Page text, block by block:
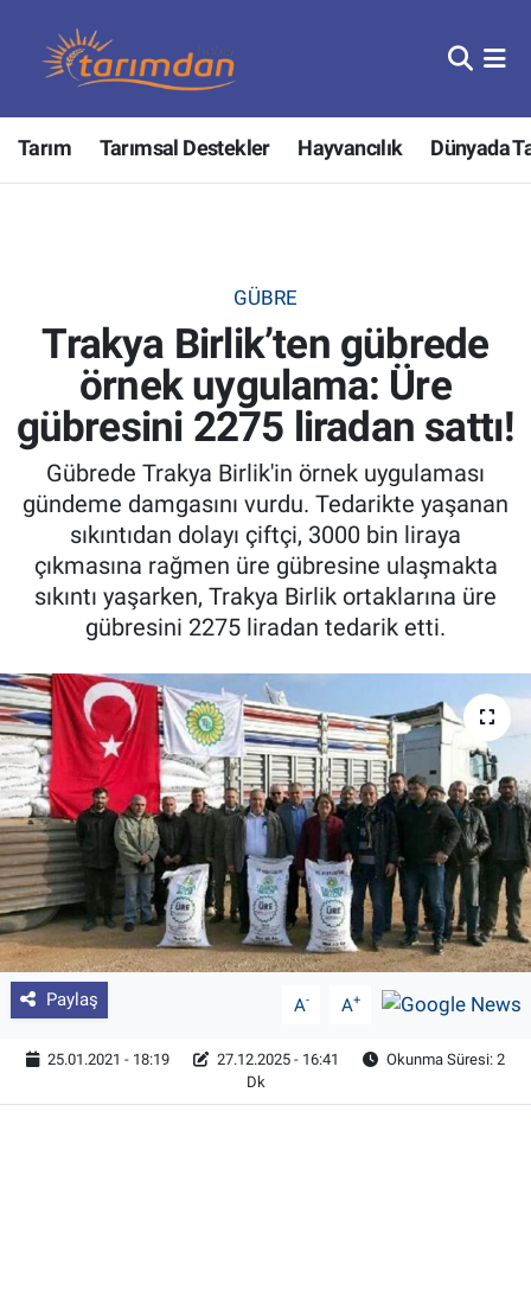
Tarım Tarımsal Destekler Hayvancılık Dünyada
GÜBRE
Trakya Birlik’ten gübrede
örnek uygulama: Üre
gübresini 2275 liradan sattı!
Gübrede Trakya Birlik'in örnek uygulaması
gündeme damgasını vurdu. Tedarikte yaşanan
sıkıntıdan dolayı çiftçi, 3000 bin liraya
çıkmasına rağmen üre gübresine ulaşmakta
sıkıntı yaşarken, Trakya Birlik ortaklarına üre
gübresini 2275 liradan tedarik etti.
Paylaş A- A+
25.01.2021 - 18:19 27.12.2025 - 16:41
Okunma Süresi: 2
Dk
Tarım
Hayvancılık
Tarımsal Destekler
Tarım Bakanlığı
Tarım Kredi Kooperatifleri
Pankobirlik
Et fiyatları
Tarım Bilgisi
Yetiştirici Soruyor
Dünyada Tarım
Üretici Birlikleri
Şeker ve Şekerli Mamüller
Tahıllar ve Baklagiller
Tohum
Nöbetçi Eczaneler
Hava Durumu
Tüm Manşetler
Son Dakika Haberleri